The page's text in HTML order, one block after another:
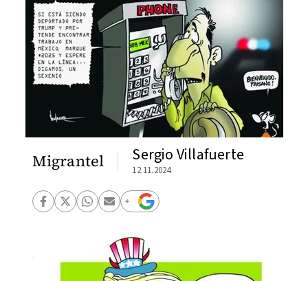
Migrantel Sergio Villafuerte
12.11.2024